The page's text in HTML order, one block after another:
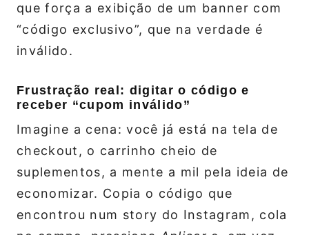
que força a exibição de um banner com
“código exclusivo”, que na verdade é
inválido.
Frustração real: digitar o código e
receber “cupom inválido”
Imagine a cena: você já está na tela de
checkout, o carrinho cheio de
suplementos, a mente a mil pela ideia de
economizar. Copia o código que
encontrou num story do Instagram, cola